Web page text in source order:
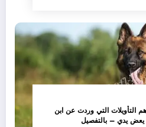
التي وردت عن ابن
يدي – بالتفصيل